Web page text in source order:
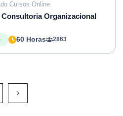
Cursos Online
Organizacional
60 Horas 2863